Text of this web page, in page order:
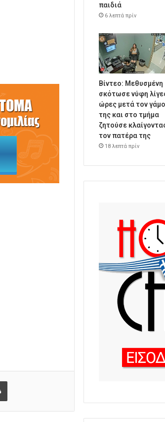
παιδιά
6 λεπτά πρίν
Βίντεο: Μεθυσμένη
σκότωσε νύφη
ώρες μετά τον γάμο
της και στο τμήμα
ζητούσε
τον πατέρα της
18 λεπτά πρίν